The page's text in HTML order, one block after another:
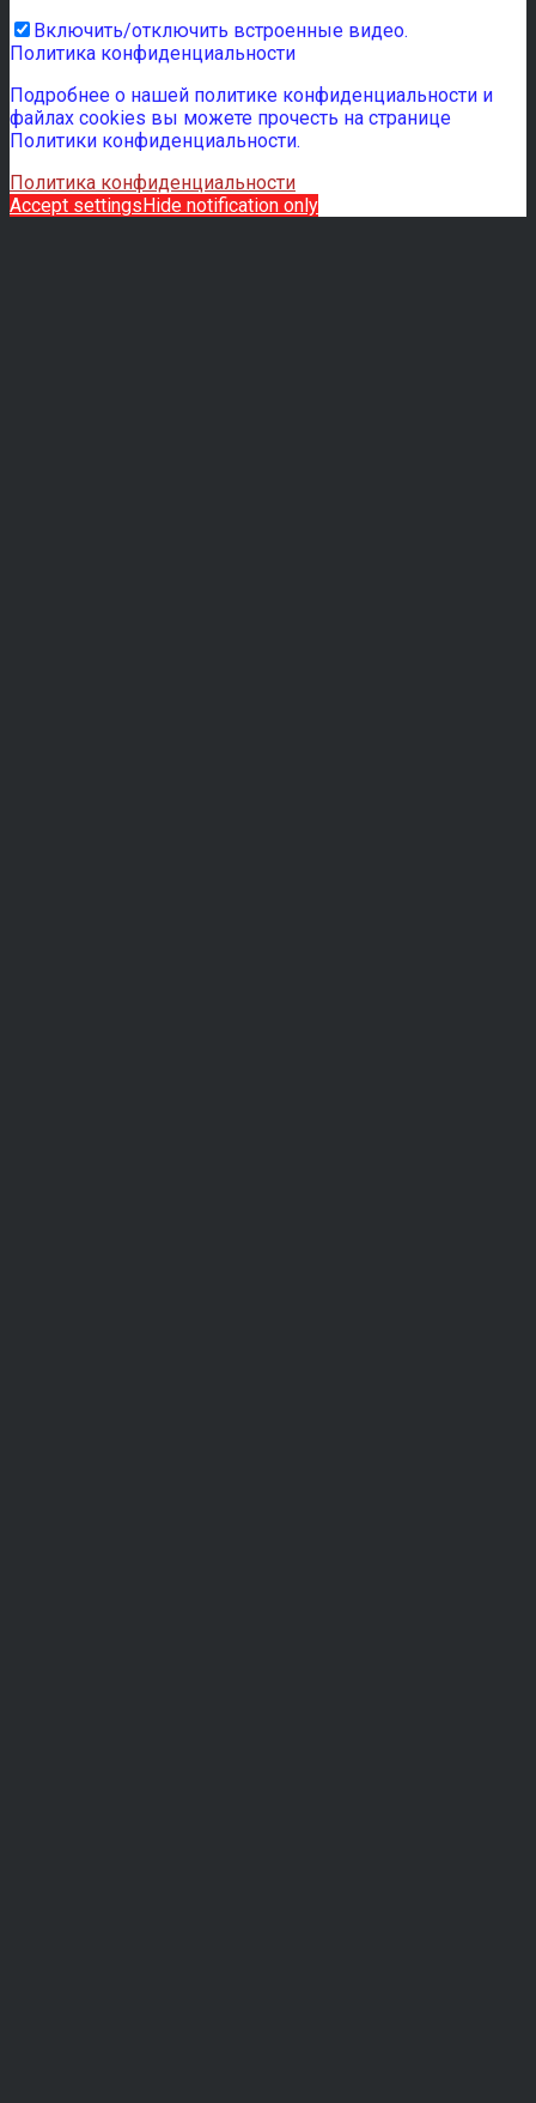
Включить/отключить встроенные видео.
Политика конфиденциальности
Подробнее о нашей политике конфиденциальности и
файлах cookies вы можете прочесть на странице
Политики конфиденциальности.
Политика конфиденциальности
Accept settingsHide notification only